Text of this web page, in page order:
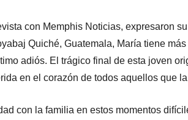
con Memphis Noticias, expresaron
Quiché, Guatemala, María tiene
adiós. El trágico final de esta joven
en el corazón de todos aquellos que
con la familia en estos momentos